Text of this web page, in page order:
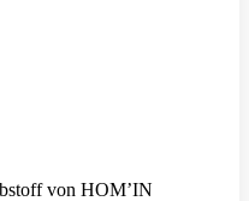
von HOM’IN